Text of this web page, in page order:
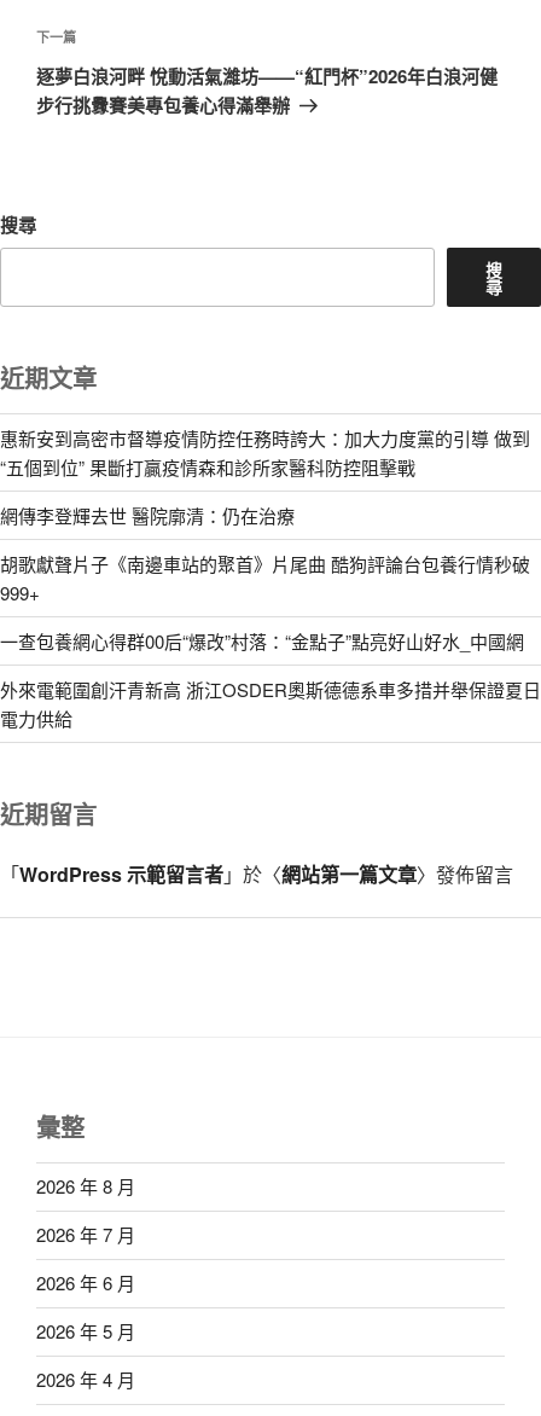
章
下
一
篇
下一篇
逐夢白浪河畔 悅動活氣濰坊——“紅門杯”2026年白浪河健
步行挑釁賽美專包養心得滿舉辦
搜尋
搜
尋
近期文章
惠新安到高密市督導疫情防控任務時誇大：加大力度黨的引導 做到
“五個到位” 果斷打贏疫情森和診所家醫科防控阻擊戰
網傳李登輝去世 醫院廓清：仍在治療
胡歌獻聲片子《南邊車站的聚首》片尾曲 酷狗評論台包養行情秒破
999+
一查包養網心得群00后“爆改”村落：“金點子”點亮好山好水_中國網
外來電範圍創汗青新高 浙江OSDER奧斯德德系車多措并舉保證夏日
電力供給
近期留言
「WordPress 示範留言者」於〈網站第一篇文章〉發佈留言
彙整
2026 年 8 月
2026 年 7 月
2026 年 6 月
2026 年 5 月
2026 年 4 月